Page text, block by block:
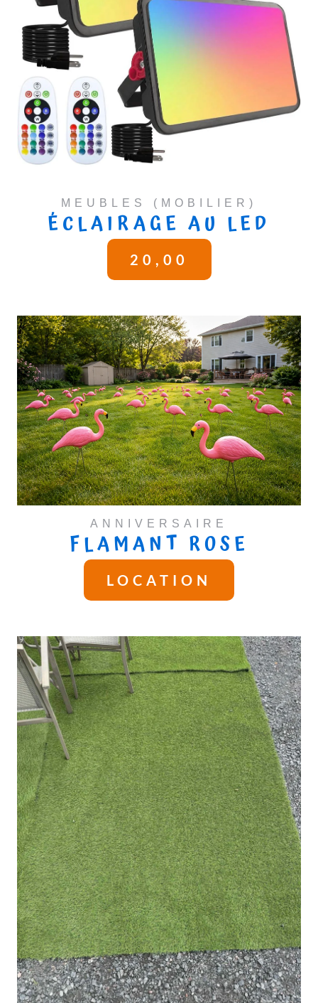
MEUBLES (MOBILIER)
ÉCLAIRAGE AU LED
20,00
ANNIVERSAIRE
FLAMANT ROSE
LOCATION